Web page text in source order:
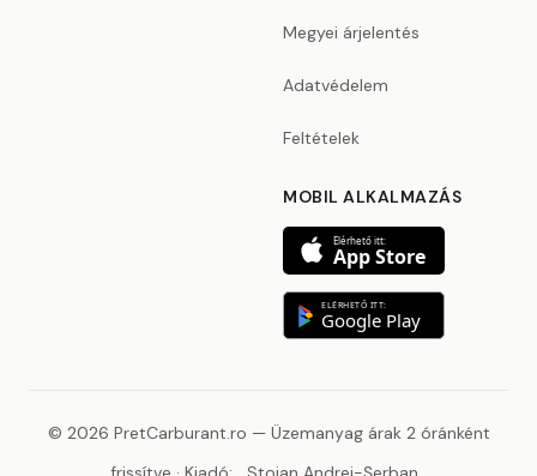
Megyei árjelentés
Adatvédelem
Feltételek
MOBIL ALKALMAZÁS
Elérhető itt:
App Store
ELÉRHETŐ ITT:
Google Play
© 2026 PretCarburant.ro — Üzemanyag árak 2 óránként